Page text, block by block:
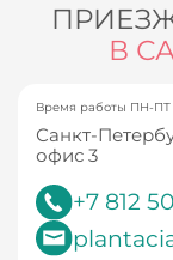
В
Время работы ПН-ПТ
Санкт-
офис 3
+7 812